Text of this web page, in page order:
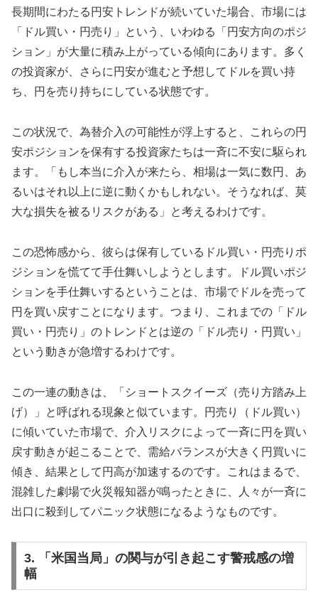
長期間にわたる円安トレンドが続いていた場合、市場には
「ドル買い・円売り」という、いわゆる「円安方向のポジ
ション」が大量に積み上がっている傾向にあります。多く
の投資家が、さらに円安が進むと予想してドルを買い持
ち、円を売り持ちにしている状態です。
この状況で、為替介入の可能性が浮上すると、これらの円
安ポジションを保有する投資家たちは一斉に不安に駆られ
ます。「もし本当に介入が来たら、相場は一気に数円、あ
るいはそれ以上に逆に動くかもしれない。そうなれば、莫
大な損失を被るリスクがある」と考えるわけです。
この恐怖感から、彼らは保有しているドル買い・円売りポ
ジションを慌てて手仕舞いしようとします。ドル買いポジ
ションを手仕舞いするということは、市場でドルを売って
円を買い戻すことになります。つまり、これまでの「ドル
買い・円売り」のトレンドとは逆の「ドル売り・円買い」
という動きが急増するわけです。
この一連の動きは、「ショートスクイーズ（売り方踏み上
げ）」と呼ばれる現象と似ています。円売り（ドル買い）
に傾いていた市場で、介入リスクによって一斉に円を買い
戻す動きが起こることで、需給バランスが大きく円買いに
傾き、結果として円高が加速するのです。これはまるで、
混雑した劇場で火災報知器が鳴ったときに、人々が一斉に
出口に殺到してパニック状態になるようなものです。
3. 「米国当局」の関与が引き起こす警戒感の増
幅